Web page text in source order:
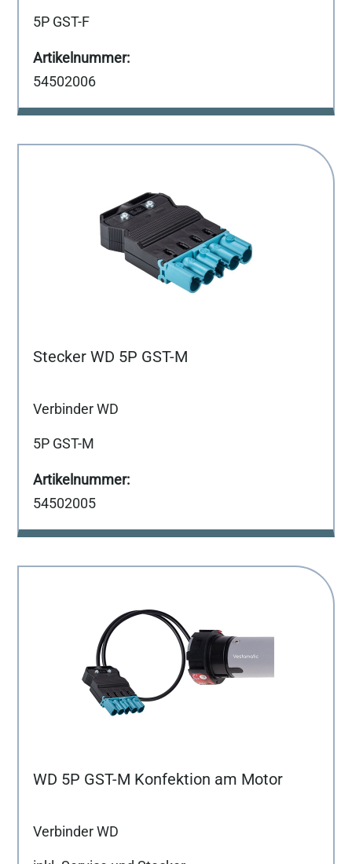
5P GST-F
54502006
Stecker WD 5P GST-M
Verbinder WD
5P GST-M
54502005
WD 5P GST-M Konfektion am Motor
Verbinder WD